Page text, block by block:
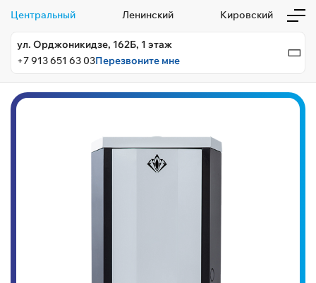
Центральный Ленинский Кировский
ул. Орджоникидзе, 162Б, 1 этаж
+7 913 651 63 03Перезвоните мне